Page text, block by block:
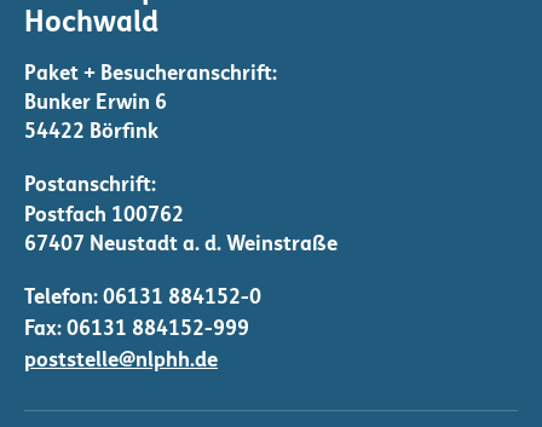
u
n
g
d
e
r
B
i
t
r
ä
Hochwald
Bunker Erwin 6
54422 Börfink
Telefon: 06131 884152-0
Fax: 06131 884152-999
poststelle@nlphh.de